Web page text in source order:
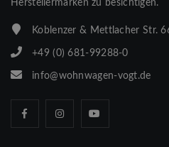
Herstellermarken zu besichtigen.
Koblenzer & Mettlacher Str.
+49 (0) 681-99288-0
info@wohnwagen-vogt.de